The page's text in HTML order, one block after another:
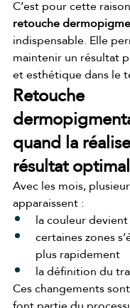
C’est pour cette
retouche
indispensable. Elle
maintenir un résultat
et esthétique dans le
Retouche
quand la
résultat optimal
Avec les mois,
apparaissent :
la couleur
certaines zones
plus rapidement
la définition du
Ces changements